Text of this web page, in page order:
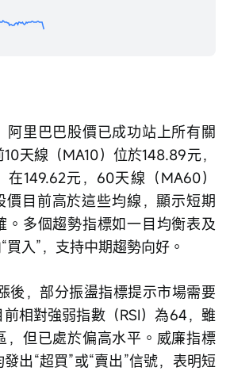
阿里巴巴股價已成功站上所有關
天線（MA10）位於148.89元，
149.62元，60天線（MA60）
價目前高於這些均線，顯示短期
。多個趨勢指標如一目均衡表及
買入”，支持中期趨勢向好。
相對強弱指數（RSI）為64，雖
，但已處於偏高水平。威廉指標
出“超買”或“賣出”信號，表明短